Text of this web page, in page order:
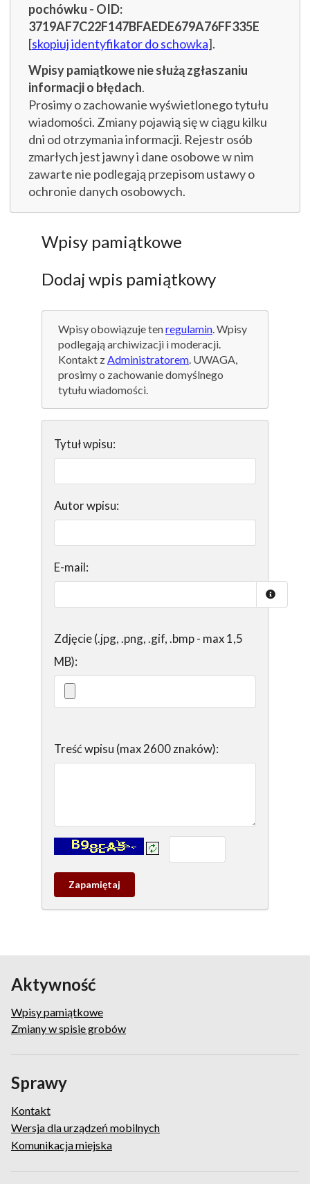
pochówku - OID:
3719AF7C22F147BFAEDE679A76FF335E
[skopiuj identyfikator do schowka].
Wpisy pamiątkowe nie służą zgłaszaniu
informacji o błędach.
Prosimy o zachowanie wyświetlonego tytułu
wiadomości. Zmiany pojawią się w ciągu kilku
dni od otrzymania informacji. Rejestr osób
zmarłych jest jawny i dane osobowe w nim
zawarte nie podlegają przepisom ustawy o
ochronie danych osobowych.
Wpisy pamiątkowe
Dodaj wpis pamiątkowy
Wpisy obowiązuje tenregulamin. Wpisy
podlegają archiwizacji i moderacji.
Kontakt zAdministratorem. UWAGA,
prosimy o zachowanie domyślnego
tytułu wiadomości.
Tytuł wpisu:
Autor wpisu:
E-mail:
Zdjęcie (.jpg, .png, .gif, .bmp - max 1,5
MB):
Treść wpisu (max 2600 znaków):
Kontrola - wprowadź tekst z obrazka:
Zapamietaj
wpis
Aktywność
Wpisy pamiątkowe
Zmiany w spisie grobów
Sprawy
Kontakt
Wersja dla urządzeń mobilnych
Komunikacja miejska